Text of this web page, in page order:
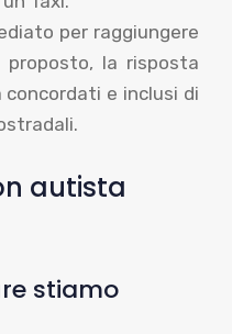
per raggiungere
la risposta
e inclusi di
autista
stiamo